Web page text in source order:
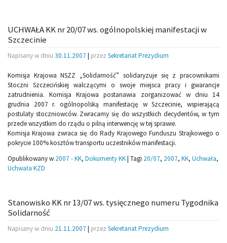
UCHWAŁA KK nr 20/07 ws. ogólnopolskiej manifestacji w
Szczecinie
Napisany w dniu 30.11.2007 | przez Sekretariat Prezydium
Komisja Krajowa NSZZ „Solidarność” solidaryzuje się z pracownikami
Stoczni Szczecińskiej walczącymi o swoje miejsca pracy i gwarancje
zatrudnienia. Komisja Krajowa postanawia zorganizować w dniu 14
grudnia 2007 r. ogólnopolską manifestację w Szczecinie, wspierającą
postulaty stoczniowców. Zwracamy się do wszystkich decydentów, w tym
przede wszystkim do rządu o pilną interwencję w tej sprawie.
Komisja Krajowa zwraca się do Rady Krajowego Funduszu Strajkowego o
pokrycie 100% kosztów transportu uczestników manifestacji.
Opublikowany w 2007 - KK, Dokumenty KK| Tagi 20/07, 2007, KK, Uchwała,
Uchwała KZD
Stanowisko KK nr 13/07 ws. tysięcznego numeru Tygodnika
Solidarność
Napisany w dniu 21.11.2007 | przez Sekretariat Prezydium